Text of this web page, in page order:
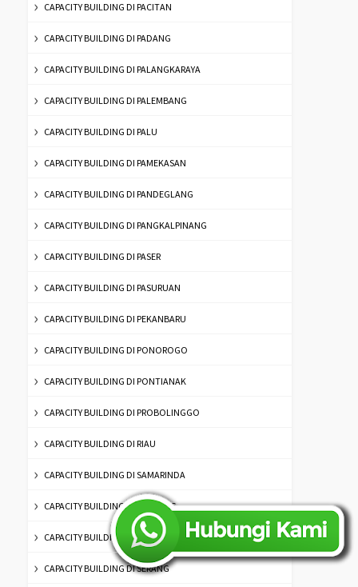
CAPACITY BUILDING DI PACITAN
CAPACITY BUILDING DI PADANG
CAPACITY BUILDING DI PALANGKARAYA
CAPACITY BUILDING DI PALEMBANG
CAPACITY BUILDING DI PALU
CAPACITY BUILDING DI PAMEKASAN
CAPACITY BUILDING DI PANDEGLANG
CAPACITY BUILDING DI PANGKALPINANG
CAPACITY BUILDING DI PASER
CAPACITY BUILDING DI PASURUAN
CAPACITY BUILDING DI PEKANBARU
CAPACITY BUILDING DI PONOROGO
CAPACITY BUILDING DI PONTIANAK
CAPACITY BUILDING DI PROBOLINGGO
CAPACITY BUILDING DI RIAU
CAPACITY BUILDING DI SAMARINDA
CAPACITY BUILDING DI SAMPANG
CAPACITY BUILDING DI SEMARANG
CAPACITY BUILDING DI SERANG